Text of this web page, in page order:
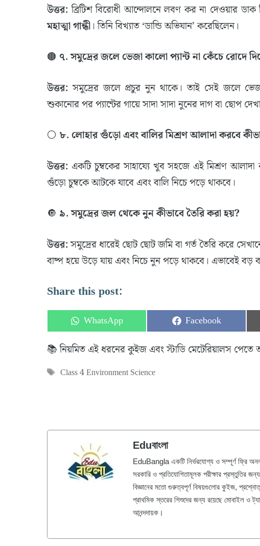
উত্তর: ব্রিটিশ বিরোধী আন্দোলনে লবণ কর না দেওয়ার ডাক
মহাত্মা গান্ধী। তিনি বিখ্যাত ‘ডান্ডি অভিযান’ করেছিলেন।
​🟤 ৭. সমুদ্রের জলে ভেজা কালো প্যান্ট না কেঁচে রোদে
উত্তর: সমুদ্রের জলে প্রচুর নুন থাকে। তাই সেই জলে
শুকানোর পর প্যান্টের গায়ে সাদা সাদা নুনের দাগ বা ছোপ
​⚪ ৮. লোহার গুঁড়ো এবং বালির মিশ্রণ আলাদা করবে
উত্তর: একটি চুম্বকের সাহায্যে খুব সহজে এই মিশ্রণ
গুঁড়ো চুম্বকে আটকে যাবে এবং বালি নিচে পড়ে থাকবে।
​🔘 ৯. সমুদ্রের জল থেকে নুন কীভাবে তৈরি করা হয়?
উত্তর:সমুদ্রের ধারেই ছোট ছোট জমি বা গর্ত তৈরি করে
বাষ্প হয়ে উড়ে যায় এবং নিচে নুন পড়ে থাকবে। এভাবেই
Share this post:
Share
on
WhatsApp Share
on
Facebook
📚 নিয়মিত এই ধরনের কুইজ এবং স্টাডি মেটেরিয়ালস পেতে
Tags
Class 4 Environment Science
Eduবাংলা
EduBangla একটি নির্ভরযোগ্য ও সম্পূর্ণ ফ্রি
সরকারি ও প্রতিযোগিতামূলক পরীক্ষার প্রস্তুতির
বিজ্ঞানের মতো গুরুত্বপূর্ণ বিষয়গুলোর কুইজ,
প্রাথমিক স্তরের শিশুদের জন্য রয়েছে মোবাইল ও
আনন্দদায়ক।